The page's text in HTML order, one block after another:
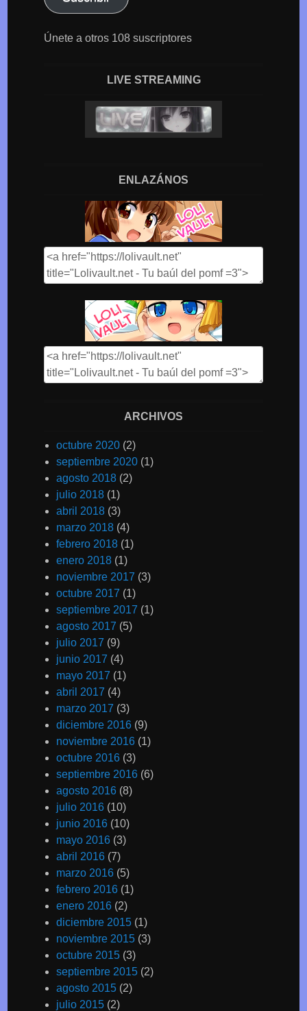
Únete a otros 108 suscriptores
LIVE STREAMING
ENLAZÁNOS
ARCHIVOS
octubre 2020 (2)
septiembre 2020 (1)
agosto 2018 (2)
julio 2018 (1)
abril 2018 (3)
marzo 2018 (4)
febrero 2018 (1)
enero 2018 (1)
noviembre 2017 (3)
octubre 2017 (1)
septiembre 2017 (1)
agosto 2017 (5)
julio 2017 (9)
junio 2017 (4)
mayo 2017 (1)
abril 2017 (4)
marzo 2017 (3)
diciembre 2016 (9)
noviembre 2016 (1)
octubre 2016 (3)
septiembre 2016 (6)
agosto 2016 (8)
julio 2016 (10)
junio 2016 (10)
mayo 2016 (3)
abril 2016 (7)
marzo 2016 (5)
febrero 2016 (1)
enero 2016 (2)
diciembre 2015 (1)
noviembre 2015 (3)
octubre 2015 (3)
septiembre 2015 (2)
agosto 2015 (2)
julio 2015 (2)